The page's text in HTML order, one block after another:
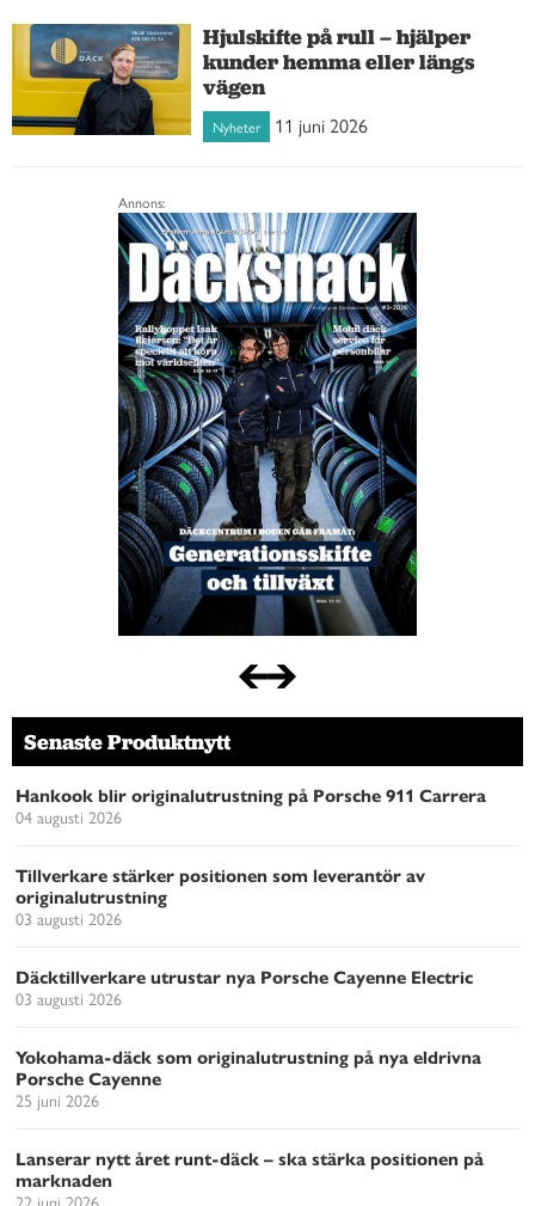
Hjulskifte på rull – hjälper
kunder hemma eller längs
vägen
Nyheter 11 juni 2026
Annons:
Senaste Produktnytt
Hankook blir originalutrustning på Porsche 911 Carrera
04 augusti 2026
Tillverkare stärker positionen som leverantör av
originalutrustning
03 augusti 2026
Däcktillverkare utrustar nya Porsche Cayenne Electric
03 augusti 2026
Yokohama-däck som originalutrustning på nya eldrivna
Porsche Cayenne
25 juni 2026
Lanserar nytt året runt-däck – ska stärka positionen på
marknaden
22 juni 2026